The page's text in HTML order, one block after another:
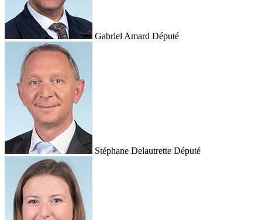
Gabriel Amard Député
Stéphane Delautrette Député